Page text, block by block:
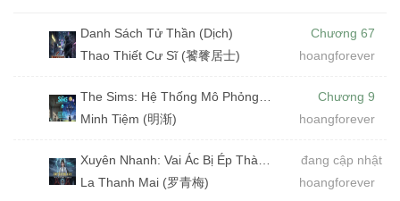
Danh Sách Tử Thần (Dịch)
Thao Thiết Cư Sĩ (饕餮居士)
Chương 67
hoangforever
Minh Tiệm (明渐)
Chương 9
hoangforever
La Thanh Mai (罗青梅)
đang cập nhật
hoangforever